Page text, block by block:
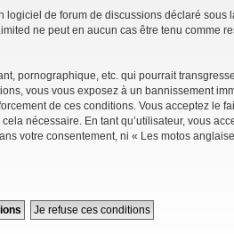
logiciel de forum de discussions déclaré sous
ne peut en aucun cas être tenu comme
pornographique, etc. qui pourrait
vous vous exposez à un bannissement
de ces conditions. Vous acceptez le
nécessaire. En tant qu’utilisateur, vous
votre consentement, ni « Les motos